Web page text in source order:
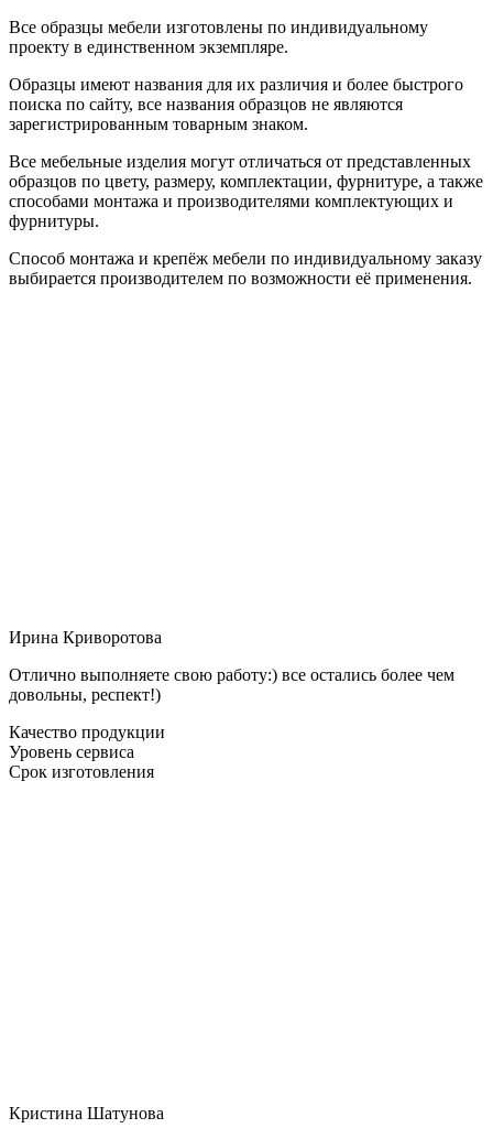
Все образцы мебели изготовлены по индивидуальному
проекту в единственном экземпляре.
Образцы имеют названия для их различия и более быстрого
поиска по сайту, все названия образцов не являются
зарегистрированным товарным знаком.
Все мебельные изделия могут отличаться от представленных
образцов по цвету, размеру, комплектации, фурнитуре, а также
способами монтажа и производителями комплектующих и
фурнитуры.
Способ монтажа и крепёж мебели по индивидуальному заказу
выбирается производителем по возможности её применения.
Ирина Криворотова
Отлично выполняете свою работу:) все остались более чем
довольны, респект!)
Качество продукции
Уровень сервиса
Срок изготовления
Кристина Шатунова